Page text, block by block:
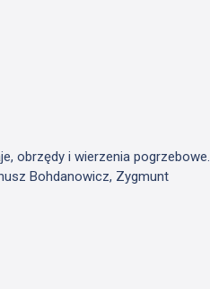
obrzędy i wierzenia pogrzebowe.
Bohdanowicz, Zygmunt